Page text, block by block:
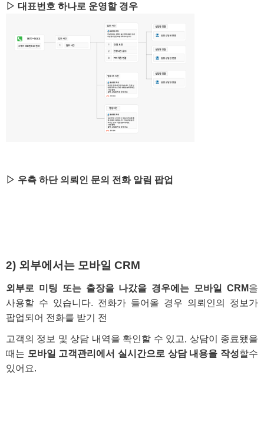
▷ 대표번호 하나로 운영할 경우
▷ 우측 하단 의뢰인 문의 전화 알림 팝업
2) 외부에서는 모바일 CRM
외부로 미팅 또는 출장을 나갔을 경우에는 모바일 CRM을
사용할 수 있습니다. 전화가 들어올 경우 의뢰인의 정보가
팝업되어 전화를 받기 전
고객의 정보 및 상담 내역을 확인할 수 있고, 상담이 종료됐을
때는 모바일 고객관리에서 실시간으로 상담 내용을 작성할수
있어요.